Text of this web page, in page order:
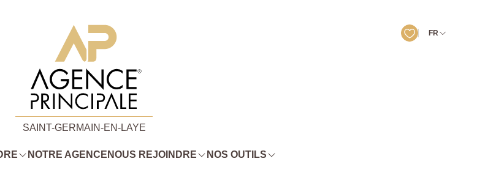
FR
SAINT-GERMAIN-EN-LAYE
NOTRE AGENCE NOUS REJOINDRE NOS OUTILS